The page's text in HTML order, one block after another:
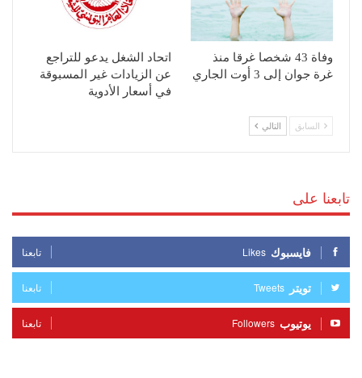
وفاة 43 شخصا غرقا منذ
غرة جوان إلى 3 أوت الجاري
اتحاد الشغل يدعو للتراجع
عن الزيادات غير المسبوقة
في أسعار الأدوية
السابق التالي
تابعنا على
فايسبوك Likes تابعنا
تويتر Tweets تابعنا
يوتيوب Followers تابعنا